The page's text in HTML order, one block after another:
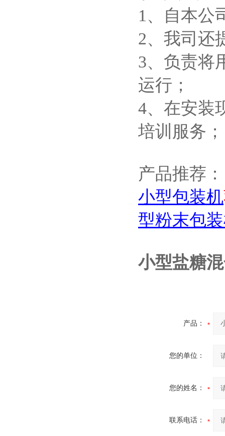
1、自本公
2、我司还
3、负责将
运行；
4、在安装
培训服务；
产品推荐：
小型包装机
型粉末包
小型盐糖
产品：
您的单位：
您的姓名：
联系电话：